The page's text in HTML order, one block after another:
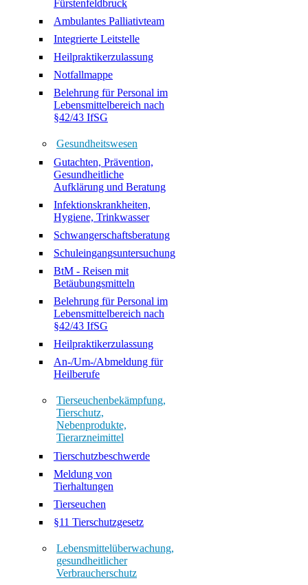
Fürstenfeldbruck
Ambulantes Palliativteam
Integrierte Leitstelle
Heilpraktikerzulassung
Notfallmappe
Belehrung für Personal im
Lebensmittelbereich nach
§42/43 IfSG
Gesundheitswesen
Gutachten, Prävention,
Gesundheitliche
Aufklärung und Beratung
Infektionskrankheiten,
Hygiene, Trinkwasser
Schwangerschaftsberatung
Schuleingangsuntersuchung
BtM - Reisen mit
Betäubungsmitteln
Belehrung für Personal im
Lebensmittelbereich nach
§42/43 IfSG
Heilpraktikerzulassung
An-/Um-/Abmeldung für
Heilberufe
Tierseuchenbekämpfung,
Tierschutz,
Nebenprodukte,
Tierarzneimittel
Tierschutzbeschwerde
Meldung von
Tierhaltungen
Tierseuchen
§11 Tierschutzgesetz
Lebensmittelüberwachung,
gesundheitlicher
Verbraucherschutz